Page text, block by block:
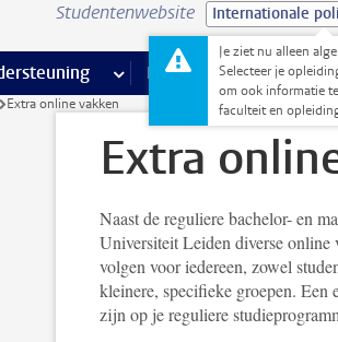
Studentenwebsite Internationale
Je ziet nu alleen
Selecteer je
om ook informatie
faculteit en
pagina’smeer Ondersteuning pagina’s
Faciliteiten meerExtra
Extra online vakken
Extra
Naast de reguliere bachelor- en
Universiteit Leiden diverse online
volgen voor iedereen, zowel
kleinere, specifieke groepen. Een
zijn op je reguliere